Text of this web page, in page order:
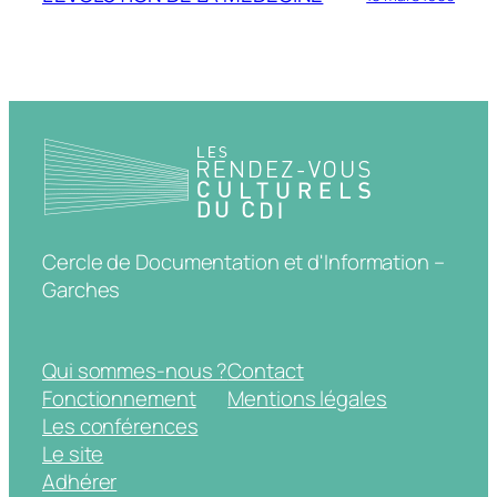
Cercle de Documentation et d'Information –
Garches
Qui sommes-nous ?
Fonctionnement
Les conférences
Le site
Adhérer
Contact
Mentions légales